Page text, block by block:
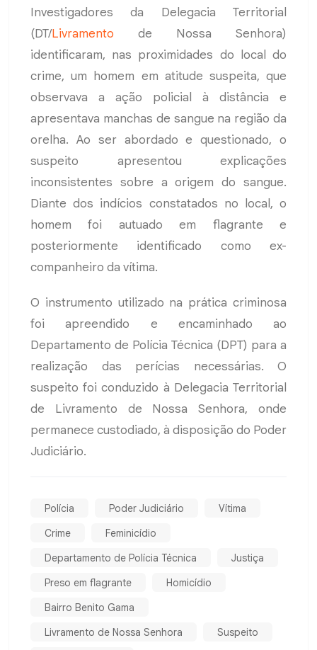
Investigadores da Delegacia Territorial
(DT/Livramento de Nossa Senhora)
identificaram, nas proximidades do local do
crime, um homem em atitude suspeita, que
observava a ação policial à distância e
apresentava manchas de sangue na região da
orelha. Ao ser abordado e questionado, o
suspeito apresentou explicações
inconsistentes sobre a origem do sangue.
Diante dos indícios constatados no local, o
homem foi autuado em flagrante e
posteriormente identificado como ex-
companheiro da vítima.
O instrumento utilizado na prática criminosa
foi apreendido e encaminhado ao
Departamento de Polícia Técnica (DPT) para a
realização das perícias necessárias. O
suspeito foi conduzido à Delegacia Territorial
de Livramento de Nossa Senhora, onde
permanece custodiado, à disposição do Poder
Judiciário.
Polícia Poder Judiciário
Vítima
Crime
Feminicídio
Departamento de Polícia Técnica
Justiça
Preso em flagrante
Homicídio
Bairro Benito Gama
Livramento de Nossa Senhora
Suspeito